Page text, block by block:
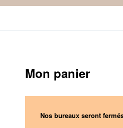
Mon panier
Nos bureaux seront